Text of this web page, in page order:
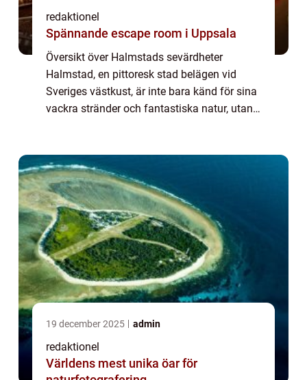
redaktionel
Spännande escape room i Uppsala
Översikt över Halmstads sevärdheter
Halmstad, en pittoresk stad belägen vid
Sveriges västkust, är inte bara känd för sina
vackra stränder och fantastiska natur, utan
som är...
19 december 2025 admin
redaktionel
Världens mest unika öar för